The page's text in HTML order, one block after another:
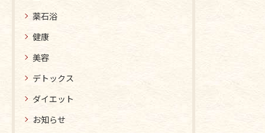
薬石浴
健康
美容
デトックス
ダイエット
お知らせ